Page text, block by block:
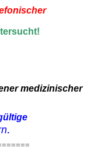
medizinischer
.